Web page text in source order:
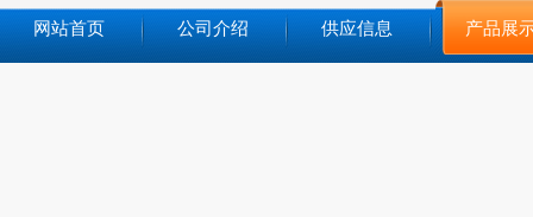
网站首页 公司介绍 供应信息 产品展